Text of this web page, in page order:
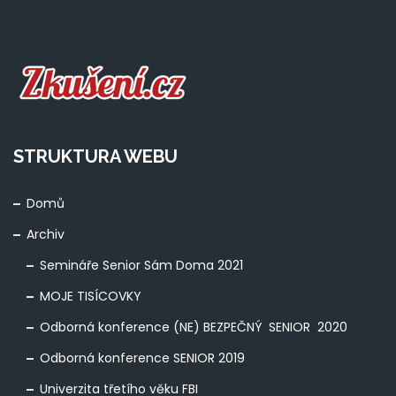
STRUKTURA WEBU
Domů
Archiv
Semináře Senior Sám Doma 2021
MOJE TISÍCOVKY
Odborná konference (NE) BEZPEČNÝ SENIOR 2020
Odborná konference SENIOR 2019
Univerzita třetího věku FBI